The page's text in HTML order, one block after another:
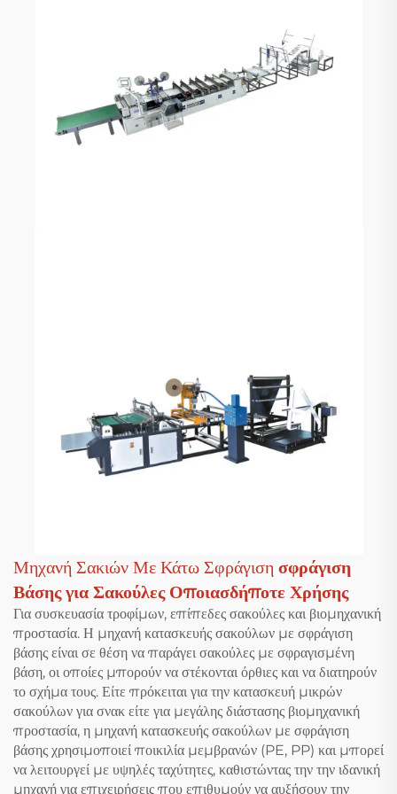
Μηχανή Σακιών Με Κάτω Σφράγιση σφράγιση
Βάσης για Σακούλες Οποιασδήποτε Χρήσης
Για συσκευασία τροφίμων, επίπεδες σακούλες και βιομηχανική
προστασία. Η μηχανή κατασκευής σακούλων με σφράγιση
βάσης είναι σε θέση να παράγει σακούλες με σφραγισμένη
βάση, οι οποίες μπορούν να στέκονται όρθιες και να διατηρούν
το σχήμα τους. Είτε πρόκειται για την κατασκευή μικρών
σακούλων για σνακ είτε για μεγάλης διάστασης βιομηχανική
προστασία, η μηχανή κατασκευής σακούλων με σφράγιση
βάσης χρησιμοποιεί ποικιλία μεμβρανών (PE, PP) και μπορεί
να λειτουργεί με υψηλές ταχύτητες, καθιστώντας την την ιδανική
μηχανή για επιχειρήσεις που επιθυμούν να αυξήσουν την